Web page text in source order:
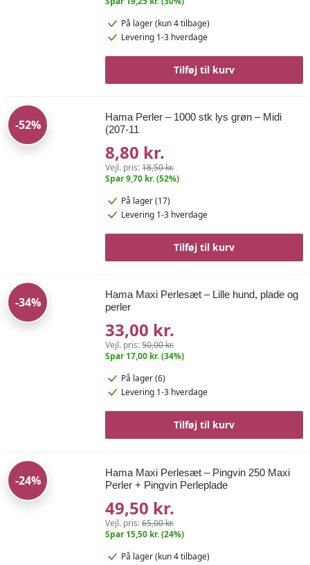
På lager(kun 4 tilbage)
Levering 1-3 hverdage
Tilføj til kurv
-52%
Hama Perler – 1000 stk lys grøn – Midi
(207-11
8,80 kr.
Vejl. pris:18,50 kr.
Spar 9,70 kr. (52%)
På lager (17)
Levering 1-3 hverdage
Tilføj til kurv
-34%
Hama Maxi Perlesæt – Lille hund, plade og
perler
33,00 kr.
Vejl. pris:50,00 kr.
Spar 17,00 kr. (34%)
På lager (6)
Levering 1-3 hverdage
Tilføj til kurv
-24%
Hama Maxi Perlesæt – Pingvin 250 Maxi
Perler + Pingvin Perleplade
49,50 kr.
Vejl. pris:65,00 kr.
Spar 15,50 kr. (24%)
På lager(kun 4 tilbage)